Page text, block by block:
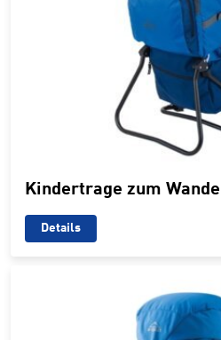
Kindertrage zum
Details